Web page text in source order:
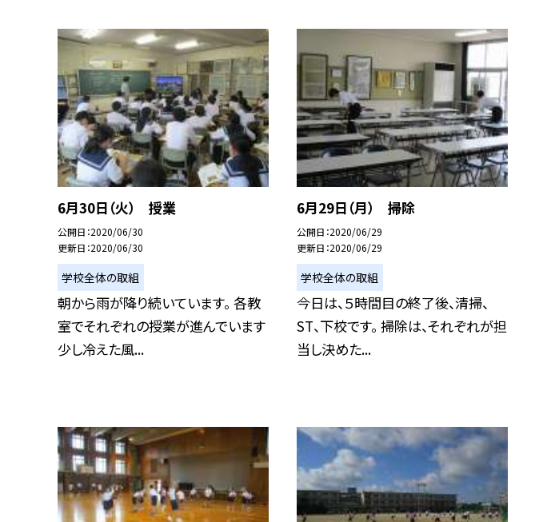
6月30日（火） 授業
公開日 2020/06/30
更新日 2020/06/30
学校全体の取組
朝から雨が降り続いています。 各教
室でそれぞれの授業が進んでいます
少し冷えた風...
6月29日（月） 掃除
公開日 2020/06/29
更新日 2020/06/29
学校全体の取組
今日は、５時間目の終了後、清掃、
ST、下校です。 掃除は、それぞれが担
当し決めた...